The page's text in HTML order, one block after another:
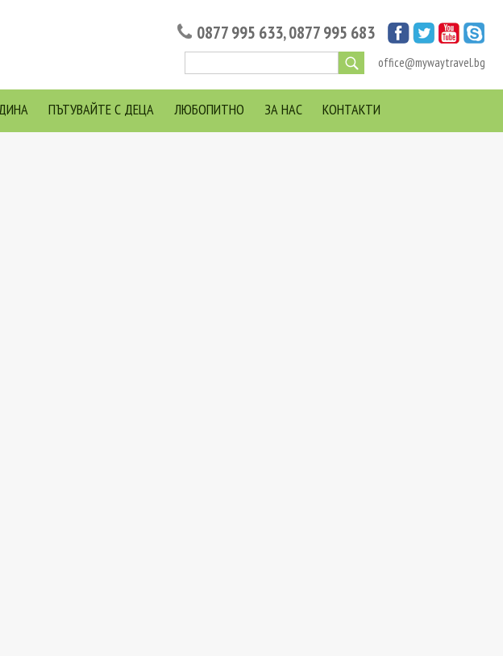
0877 995 633,0877 995 683
office@mywaytravel.bg
ПЪТУВАЙТЕ С ДЕЦА ЛЮБОПИТНО ЗА НАС КОНТАКТИ